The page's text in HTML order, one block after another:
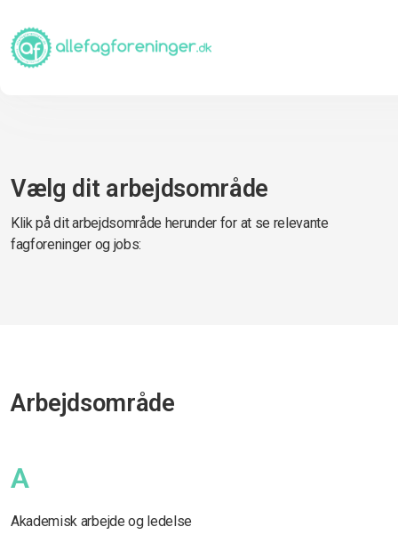
Vælg dit arbejdsområde
Klik på dit arbejdsområde herunder for at se relevante
fagforeninger og jobs:
Arbejdsområde
A
Akademisk arbejde og ledelse